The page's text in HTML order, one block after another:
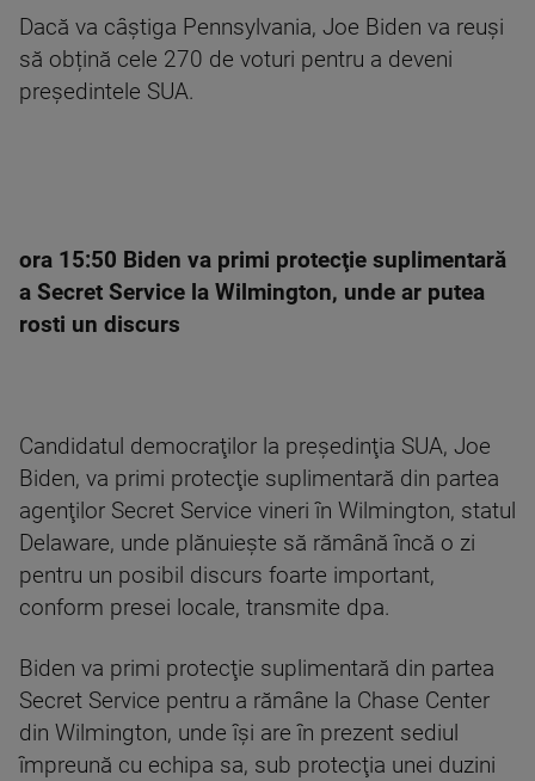
Dacă va câștiga Pennsylvania, Joe Biden va reuși
să obțină cele 270 de voturi pentru a deveni
președintele SUA.
ora 15:50 Biden va primi protecţie suplimentară
a Secret Service la Wilmington, unde ar putea
rosti un discurs
Candidatul democraţilor la preşedinţia SUA, Joe
Biden, va primi protecţie suplimentară din partea
agenţilor Secret Service vineri în Wilmington, statul
Delaware, unde plănuieşte să rămână încă o zi
pentru un posibil discurs foarte important,
conform presei locale, transmite dpa.
Biden va primi protecţie suplimentară din partea
Secret Service pentru a rămâne la Chase Center
din Wilmington, unde îşi are în prezent sediul
împreună cu echipa sa, sub protecţia unei duzini